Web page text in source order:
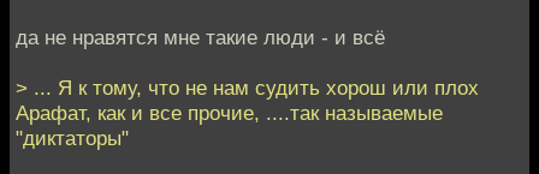
да не нравятся мне такие люди - и всё
> ... Я к тому, что не нам судить хорош или плох
Арафат, как и все прочие, ....так называемые
"диктаторы"